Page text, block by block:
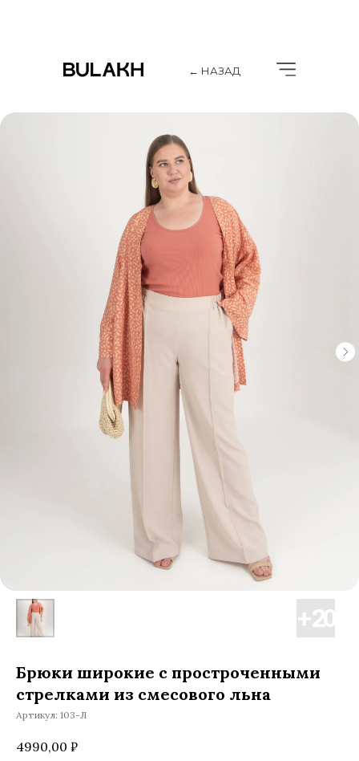
← НАЗАД
Брюки широкие с простроченными
стрелками из смесового льна
Артикул: 103-Л
4990,00 ₽